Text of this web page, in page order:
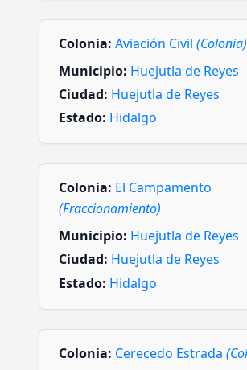
Colonia: Aviación Civil (Colonia)
Municipio: Huejutla de Reyes
Ciudad: Huejutla de Reyes
Estado: Hidalgo
Colonia: El Campamento
(Fraccionamiento)
Municipio: Huejutla de Reyes
Ciudad: Huejutla de Reyes
Estado: Hidalgo
Colonia: Cerecedo Estrada